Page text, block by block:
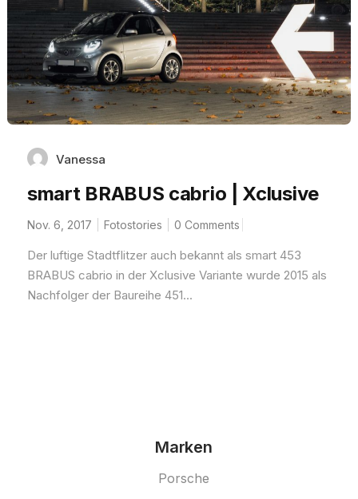
Vanessa
smart BRABUS cabrio | Xclusive
Nov. 6, 2017 Fotostories 0 Comments
Der luftige Stadtflitzer auch bekannt als smart 453
BRABUS cabrio in der Xclusive Variante wurde 2015 als
Nachfolger der Baureihe 451...
Marken
Porsche